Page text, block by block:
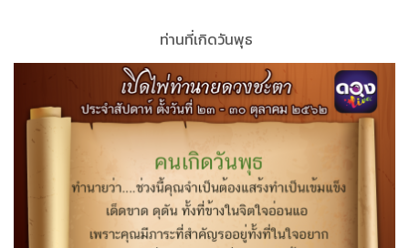
ท่านที่เกิดวันพุธ